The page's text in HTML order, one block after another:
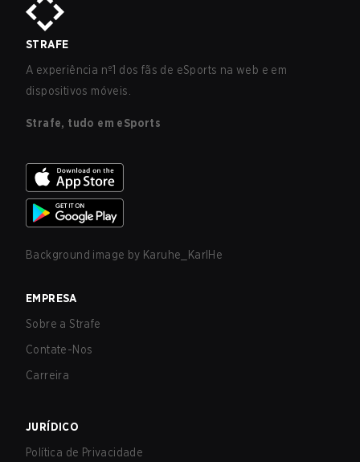
STRAFE
A experiência nº1 dos fãs de eSports na web e em
dispositivos móveis.
Strafe, tudo em eSports
Background image by Karuhe_KarlHe
EMPRESA
Sobre a Strafe
Contate-Nos
Carreira
JURÍDICO
Política de Privacidade